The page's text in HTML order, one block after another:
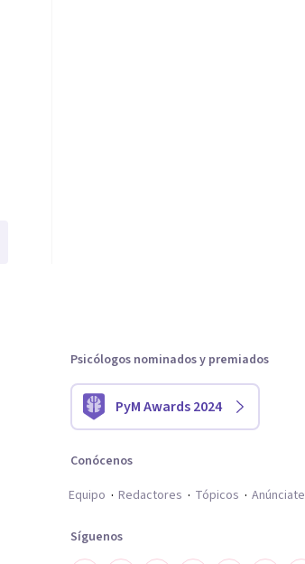
Psicólogos nominados y premiados
PyM Awards 2024
Conócenos
Equipo
Redactores Tópicos Anúnciate
Síguenos